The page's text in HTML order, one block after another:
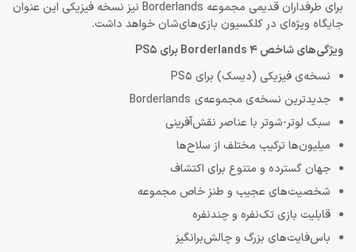
برای طرفداران قدیمی مجموعه Borderlands نیز نسخه فیزیکی این عنوان
جایگاه ویژه‌ای در کلکسیون بازی‌های‌شان خواهد داشت.
ویژگی‌های شاخص Borderlands 4 برای PS5
نسخه‌ی فیزیکی (دیسک) برای PS5
جدیدترین نسخه‌ی مجموعه‌ی Borderlands
سبک لوتر-شوتر با عناصر نقش‌آفرینی
میلیون‌ها ترکیب مختلف از سلاح‌ها
جهان گسترده و متنوع برای اکتشاف
شخصیت‌های عجیب و طنز خاص مجموعه
قابلیت بازی تک‌نفره و چندنفره
باس‌فایت‌های بزرگ و چالش‌برانگیز